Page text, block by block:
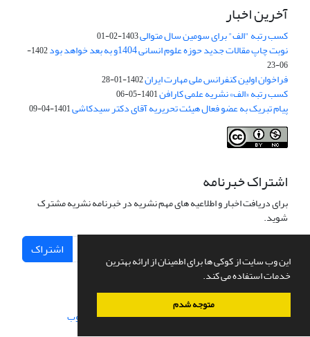
این وب سایت از کوکی ها برای اطمینان از ارائه بهترین
خدمات استفاده می کند.
متوجه شدم
آخرین اخبار
کسب رتبه "الف" برای سومین سال متوالی1403-02-01
نوبت چاپ مقالات جدید حوزه علوم انسانی 1404و به بعد خواهد بود
1402-
06-23
فراخوان اولین کنفرانس ملی مهارت ایران1402-01-28
کسب رتبه «الف» نشریه علمی کارافن1401-05-06
پیام تبریک به عضو فعال هیئت تحریریه آقای دکتر سیدکاشی1401-04-09
اشتراک خبرنامه
برای دریافت اخبار و اطلاعیه های مهم نشریه در خبرنامه نشریه مشترک
شوید.
اشتراک
سامانه مدیریت نشریات علمی.طراحی و پیاده سازی از سیناوب